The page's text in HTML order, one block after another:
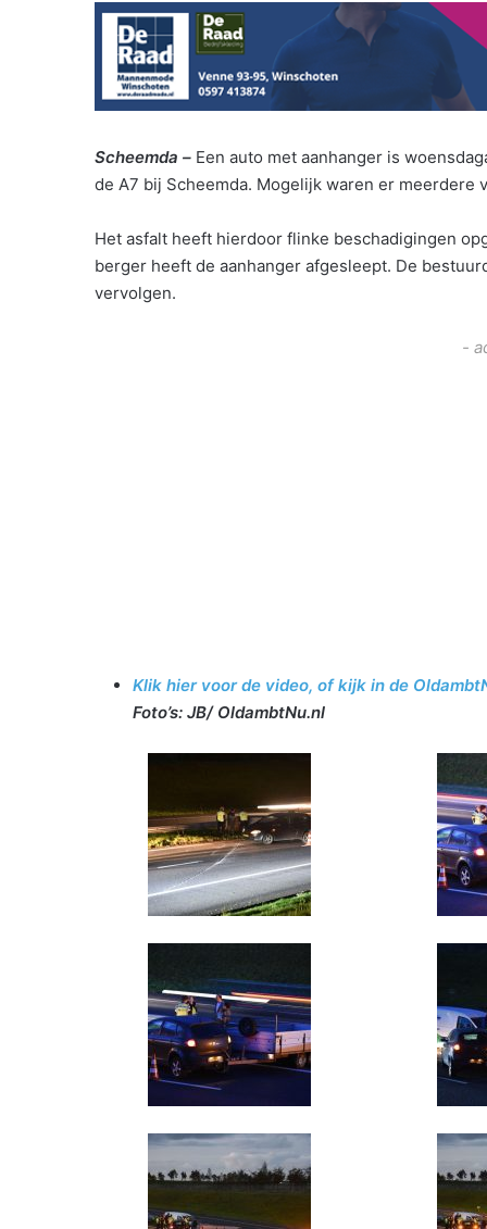
Scheemda – Een auto met aanhanger is
de A7 bij Scheemda. Mogelijk waren er
Het asfalt heeft hierdoor flinke beschadigingen
berger heeft de aanhanger afgesleept. De
vervolgen.
-
Klik hier voor de video, of kijk in de
Foto’s: JB/ OldambtNu.nl